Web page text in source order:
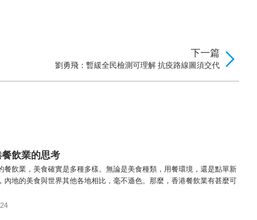
下一篇
劉勇飛：暫緩全民檢測可理解 抗疫路線圖須交代
飲業的思考
餐飲業，美食確實是多種多樣。無論是美食種類，用餐環境，還是點單新
內地的美食與世界其他各地相比，毫不遜色。那麼，香港餐飲業有甚麼可